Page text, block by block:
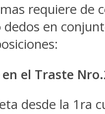
requiere de
en
el Traste
desde la 1ra